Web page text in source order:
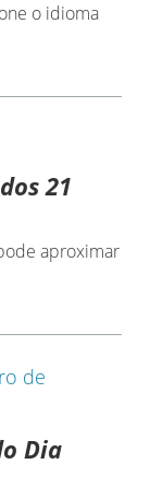
o idioma
21
aproximar
Dia